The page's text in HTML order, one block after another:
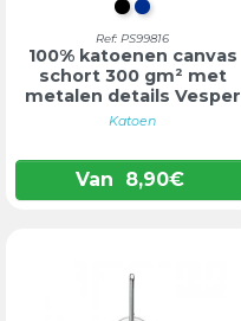
ZWART
BLAUW
Ref: PS99816
100% katoenen canvas
schort 300 gm² met
metalen details Vesper
Katoen
Van 8,90€